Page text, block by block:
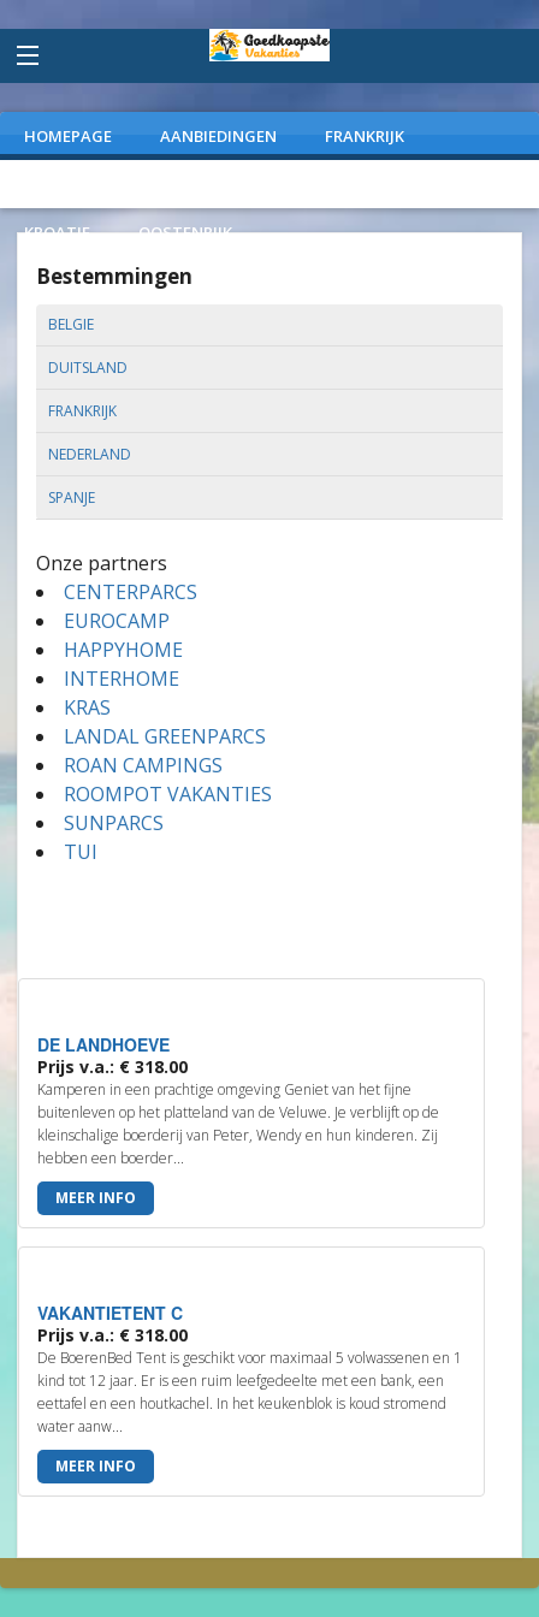
HOMEPAGE AANBIEDINGEN FRANKRIJK
KROATIE OOSTENRIJK
Bestemmingen
BELGIE
DUITSLAND
FRANKRIJK
NEDERLAND
SPANJE
Onze partners
CENTERPARCS
EUROCAMP
HAPPYHOME
INTERHOME
KRAS
LANDAL GREENPARCS
ROAN CAMPINGS
ROOMPOT VAKANTIES
SUNPARCS
TUI
DE LANDHOEVE
Prijs v.a.: € 318.00
Kamperen in een prachtige omgeving Geniet van het fijne
buitenleven op het platteland van de Veluwe. Je verblijft op de
kleinschalige boerderij van Peter, Wendy en hun kinderen. Zij
hebben een boerder...
MEER INFO
VAKANTIETENT C
Prijs v.a.: € 318.00
De BoerenBed Tent is geschikt voor maximaal 5 volwassenen en 1
kind tot 12 jaar. Er is een ruim leefgedeelte met een bank, een
eettafel en een houtkachel. In het keukenblok is koud stromend
water aanw...
MEER INFO